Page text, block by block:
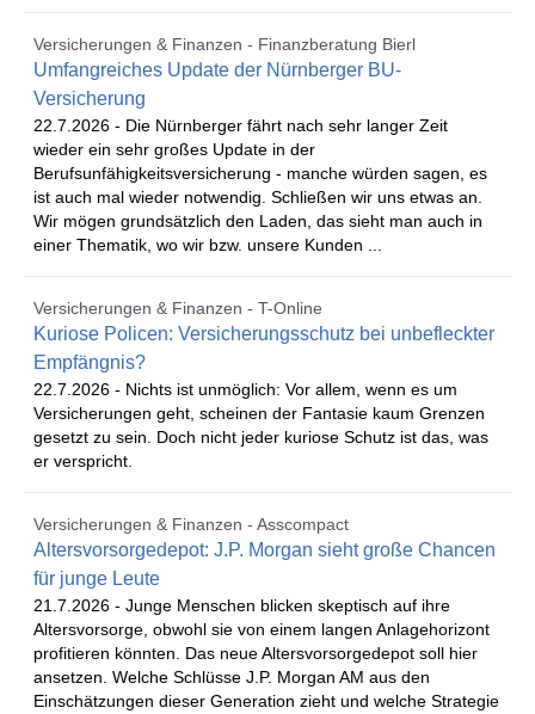
Versicherungen & Finanzen - Finanzberatung Bierl
Umfangreiches Update der Nürnberger BU-
Versicherung
22.7.2026 - Die Nürnberger fährt nach sehr langer Zeit
wieder ein sehr großes Update in der
Berufsunfähigkeitsversicherung - manche würden sagen, es
ist auch mal wieder notwendig. Schließen wir uns etwas an.
Wir mögen grundsätzlich den Laden, das sieht man auch in
einer Thematik, wo wir bzw. unsere Kunden ...
Versicherungen & Finanzen - T-Online
Kuriose Policen: Versicherungsschutz bei unbefleckter
Empfängnis?
22.7.2026 - Nichts ist unmöglich: Vor allem, wenn es um
Versicherungen geht, scheinen der Fantasie kaum Grenzen
gesetzt zu sein. Doch nicht jeder kuriose Schutz ist das, was
er verspricht.
Versicherungen & Finanzen - Asscompact
Altersvorsorgedepot: J.P. Morgan sieht große Chancen
für junge Leute
21.7.2026 - Junge Menschen blicken skeptisch auf ihre
Altersvorsorge, obwohl sie von einem langen Anlagehorizont
profitieren könnten. Das neue Altersvorsorgedepot soll hier
ansetzen. Welche Schlüsse J.P. Morgan AM aus den
Einschätzungen dieser Generation zieht und welche Strategie